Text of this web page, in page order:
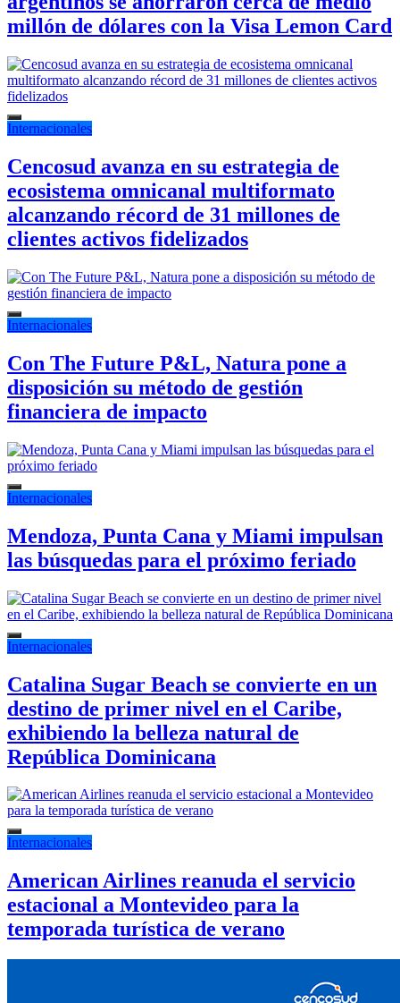
millón de dólares con la Visa Lemon Card
Internacionales
Cencosud avanza en su estrategia de
ecosistema omnicanal multiformato
alcanzando récord de 31 millones de
clientes activos fidelizados
Internacionales
Con The Future P&L, Natura pone a
disposición su método de gestión
financiera de impacto
Internacionales
Mendoza, Punta Cana y Miami impulsan
las búsquedas para el próximo feriado
Internacionales
Catalina Sugar Beach se convierte en un
destino de primer nivel en el Caribe,
exhibiendo la belleza natural de
República Dominicana
Internacionales
American Airlines reanuda el servicio
estacional a Montevideo para la
temporada turística de verano